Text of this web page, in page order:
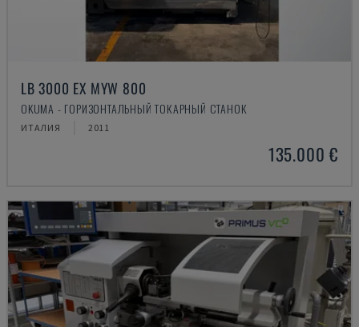
LB 3000 EX MYW 800
OKUMA - ГОРИЗОНТАЛЬНЫЙ ТОКАРНЫЙ СТАНОК
ИТАЛИЯ 2011
135.000 €